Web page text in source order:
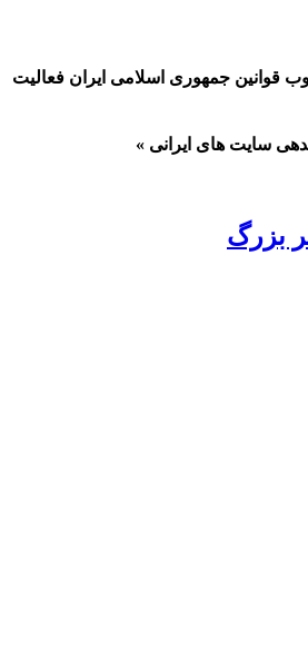
جمهوری اسلامی ایران فعالیت
های ایرانی »